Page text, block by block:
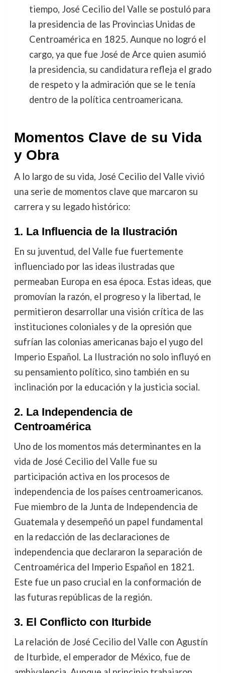
tiempo, José Cecilio del Valle se postuló para
la presidencia de las Provincias Unidas de
Centroamérica en 1825. Aunque no logró el
cargo, ya que fue José de Arce quien asumió
la presidencia, su candidatura refleja el grado
de respeto y la admiración que se le tenía
dentro de la política centroamericana.
Momentos Clave de su Vida
y Obra
A lo largo de su vida, José Cecilio del Valle vivió
una serie de momentos clave que marcaron su
carrera y su legado histórico:
1. La Influencia de la Ilustración
En su juventud, del Valle fue fuertemente
influenciado por las ideas ilustradas que
permeaban Europa en esa época. Estas ideas, que
promovían la razón, el progreso y la libertad, le
permitieron desarrollar una visión crítica de las
instituciones coloniales y de la opresión que
sufrían las colonias americanas bajo el yugo del
Imperio Español. La Ilustración no solo influyó en
su pensamiento político, sino también en su
inclinación por la educación y la justicia social.
2. La Independencia de
Centroamérica
Uno de los momentos más determinantes en la
vida de José Cecilio del Valle fue su
participación activa en los procesos de
independencia de los países centroamericanos.
Fue miembro de la Junta de Independencia de
Guatemala y desempeñó un papel fundamental
en la redacción de las declaraciones de
independencia que declararon la separación de
Centroamérica del Imperio Español en 1821.
Este fue un paso crucial en la conformación de
las futuras repúblicas de la región.
3. El Conflicto con Iturbide
La relación de José Cecilio del Valle con Agustín
de Iturbide, el emperador de México, fue de